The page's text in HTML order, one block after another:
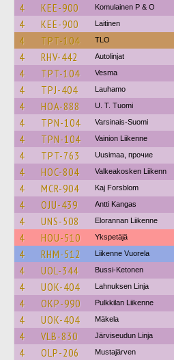
4 KEE-900 Komulainen P & O
4 KEE-900 Laitinen
4 TPT-104 TLO
4 RHV-442 Autolinjat
4 TPT-104 Vesma
4 TPJ-404 Lauhamo
4 HOA-888 U. T. Tuomi
4 TPN-104 Varsinais-Suomi
4 TPN-104 Vainion Liikenne
4 TPT-763 Uusimaa, прочие
4 HOC-804 Valkeakosken Liikenn
4 MCR-904 Kaj Forsblom
4 OJU-439 Antti Kangas
4 UNS-508 Elorannan Liikenne
4 HOU-510 Ykspetäjä
4 RHM-512 Liikenne Vuorela
4 UOL-344 Bussi-Ketonen
4 UOK-404 Lahnuksen Linja
4 OKP-990 Pulkkilan Liikenne
4 UOK-404 Mäkela
4 VLB-830 Järviseudun Linja
4 OLP-206 Mustajärven